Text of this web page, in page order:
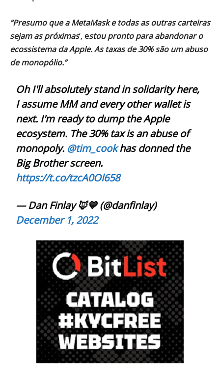
“Presumo que a MetaMask e todas as outras carteiras
sejam as próximas‘, estou pronto para abandonar o
ecossistema da Apple. As taxas de 30% são um abuso
de monopólio.”
Oh I'll absolutely stand in solidarity here,
I assume MM and every other wallet is
next. I'm ready to dump the Apple
ecosystem. The 30% tax is an abuse of
monopoly. @tim_cookhas donned the
Big Brother screen.
https://t.co/tzcA0Ol658
— Dan Finlay 🦊💙 (@danfinlay)
December 1, 2022